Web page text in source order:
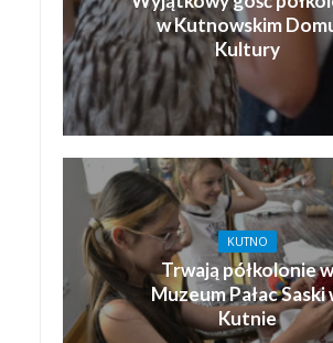
w Kutnowskim
Kultury
KUTNO
Trwają półkolonie w
Muzeum Pałac Saski
Kutnie